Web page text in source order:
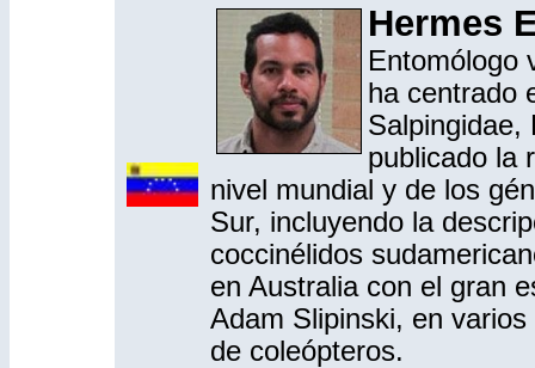
Hermes
Entomólogo
ha centrado
Salpingidae,
publicado la
nivel mundial y de los
Sur, incluyendo la
coccinélidos
en Australia con el gran
Adam Slipinski, en
de coleópteros.